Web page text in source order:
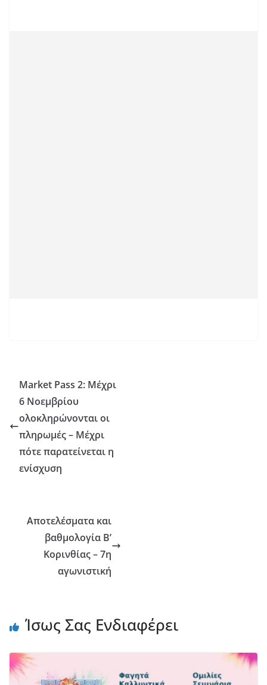
Market Pass 2: Μέχρι
6 Νοεμβρίου
ολοκληρώνονται οι
πληρωμές – Μέχρι
πότε παρατείνεται η
ενίσχυση
Αποτελέσματα και
βαθμολογία Β’
Κορινθίας – 7η
αγωνιστική
Ίσως Σας Ενδιαφέρει